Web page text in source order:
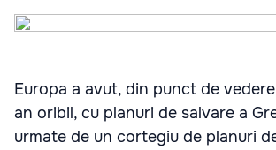
Europa a avut, din punct de
an oribil, cu planuri de salvare a
urmate de un cortegiu de planuri